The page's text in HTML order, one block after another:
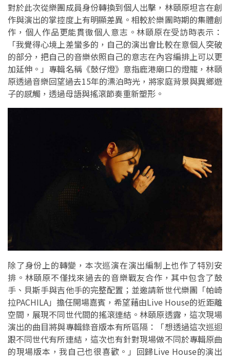
對於此次從樂團成員身份轉換到個人出擊，林頤原坦言在創
作與演出的掌控度上有明顯差異。相較於樂團時期的集體創
作，個人作品更能貫徹個人意志。林頤原在受訪時表示：
「我覺得心境上差蠻多的，自己的演出會比較在意個人突破
的部分，把自己的音樂依照自己的意志在內容編排上可以更
加延伸。」專輯名稱《鼓仔燈》意指鹿港廟口的燈籠，林頤
原透過音樂回望過去15年的漂泊時光，將家庭背景與異鄉遊
子的感觸，透過母語與搖滾節奏重新塑形。
除了身份上的轉變，本次巡演在演出編制上也作了特別安
排。林頤原不僅找來過去的音樂戰友合作，其中包含了鼓
手、貝斯手與吉他手的完整配置；並邀請新世代樂團「帕崎
拉PACHILA」擔任開場嘉賓，希望藉由Live House的近距離
空間，展現不同世代間的搖滾連結。林頤原透露，這次現場
演出的曲目將與專輯錄音版本有所區隔：「想透過這次巡迴
跟不同世代有所連結，這次也有針對現場做不同於專輯原曲
的現場版本，我自己也很喜歡。」回歸Live House的演出